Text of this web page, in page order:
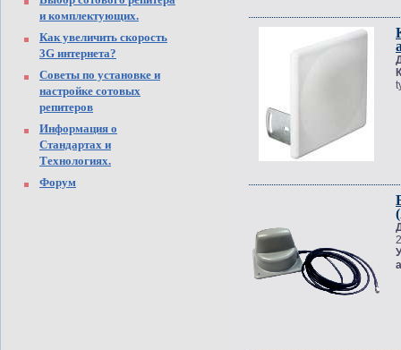
и комплектующих.
Как увеличить скорость
3G интернета?
Советы по установке и
настройке сотовых
репитеров
Информация о
Стандартах и
Технологиях.
Форум